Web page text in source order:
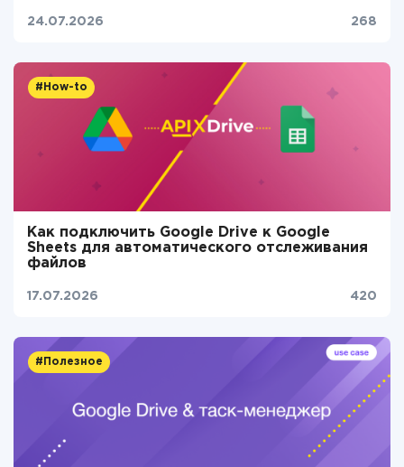
24.07.2026 268
#How-to
Как подключить Google Drive к Google
Sheets для автоматического отслеживания
файлов
17.07.2026 420
#Полезное